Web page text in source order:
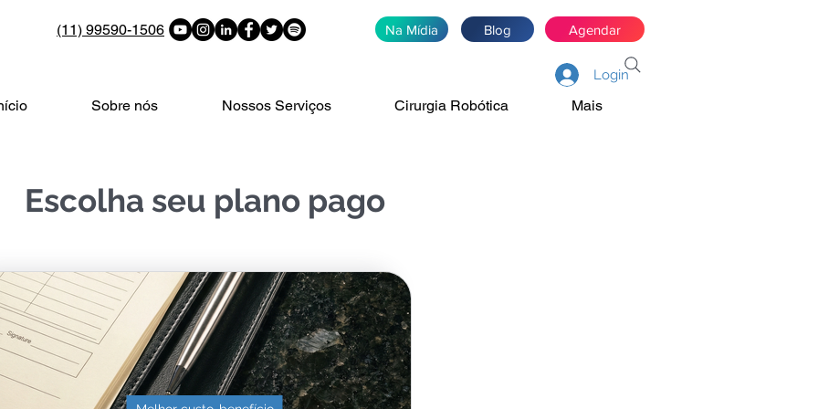
(11) 99590-1506 Na Mídia Blog Agendar
Login
Sobre nós Nossos Serviços Cirurgia Robótica Mais
Escolha seu plano pago